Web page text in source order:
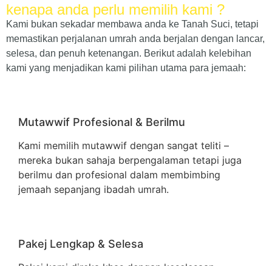
kenapa anda perlu memilih kami ?
Kami bukan sekadar membawa anda ke Tanah Suci, tetapi
memastikan perjalanan umrah anda berjalan dengan lancar,
selesa, dan penuh ketenangan. Berikut adalah kelebihan
kami yang menjadikan kami pilihan utama para jemaah:
Mutawwif Profesional & Berilmu
Kami memilih mutawwif dengan sangat teliti –
mereka bukan sahaja berpengalaman tetapi juga
berilmu dan profesional dalam membimbing
jemaah sepanjang ibadah umrah.
Pakej Lengkap & Selesa